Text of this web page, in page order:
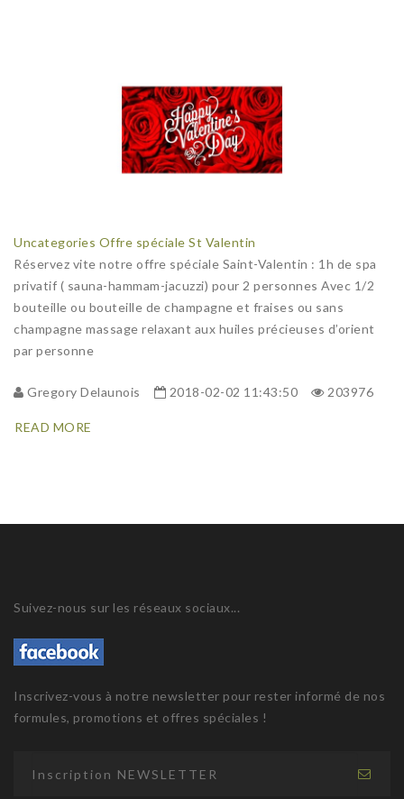
Uncategories Offre spéciale St Valentin
Réservez vite notre offre spéciale Saint-Valentin : 1h de spa
privatif ( sauna-hammam-jacuzzi) pour 2 personnes Avec 1/2
bouteille ou bouteille de champagne et fraises ou sans
champagne massage relaxant aux huiles précieuses d’orient
par personne
Gregory Delaunois 2018-02-02 11:43:50 203976
READ MORE
Suivez-nous sur les réseaux sociaux...
Inscrivez-vous à notre newsletter pour rester informé de nos
formules, promotions et offres spéciales !